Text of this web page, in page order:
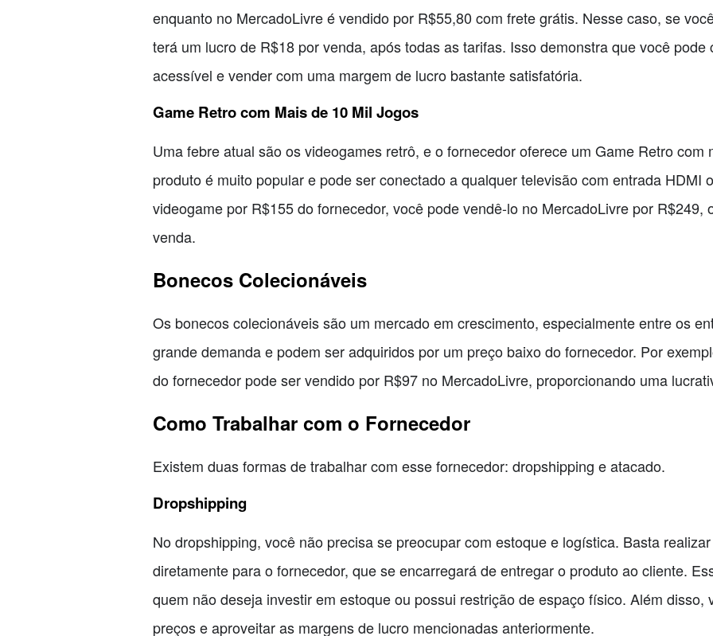
enquanto no MercadoLivre é vendido por R$55,80 com frete grátis. Nesse caso, se
terá um lucro de R$18 por venda, após todas as tarifas. Isso demonstra que você
acessível e vender com uma margem de lucro bastante satisfatória.
Game Retro com Mais de 10 Mil Jogos
Uma febre atual são os videogames retrô, e o fornecedor oferece um Game Retro com
produto é muito popular e pode ser conectado a qualquer televisão com entrada HDMI
videogame por R$155 do fornecedor, você pode vendê-lo no MercadoLivre por R$249,
venda.
Bonecos Colecionáveis
Os bonecos colecionáveis são um mercado em crescimento, especialmente entre os
grande demanda e podem ser adquiridos por um preço baixo do fornecedor. Por
do fornecedor pode ser vendido por R$97 no MercadoLivre, proporcionando uma
Como Trabalhar com o Fornecedor
Existem duas formas de trabalhar com esse fornecedor: dropshipping e atacado.
Dropshipping
No dropshipping, você não precisa se preocupar com estoque e logística. Basta
diretamente para o fornecedor, que se encarregará de entregar o produto ao cliente.
quem não deseja investir em estoque ou possui restrição de espaço físico. Além disso,
preços e aproveitar as margens de lucro mencionadas anteriormente.